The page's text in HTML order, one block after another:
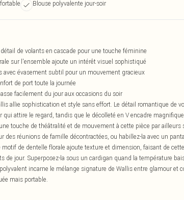
Blouse polyvalente jour-soir
de volants en cascade pour une touche féminine
sur l'ensemble ajoute un intérêt visuel sophistiqué
avec évasement subtil pour un mouvement gracieux
de port toute la journée
facilement du jour aux occasions du soir
allie sophistication et style sans effort. Le détail romantique de
attire le regard, tandis que le décolleté en V encadre
touche de théâtralité et de mouvement à cette pièce par ailleurs
des réunions de famille décontractées, ou habillez-la avec un
motif de dentelle florale ajoute texture et dimension, faisant de
de jour. Superposez-la sous un cardigan quand la température
incarne le mélange signature de Wallis entre glamour et
mais portable.